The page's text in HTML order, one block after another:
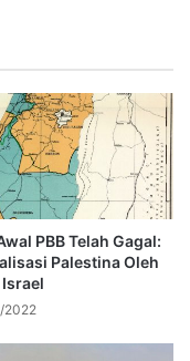
PBB Telah Gagal:
Palestina Oleh
2022